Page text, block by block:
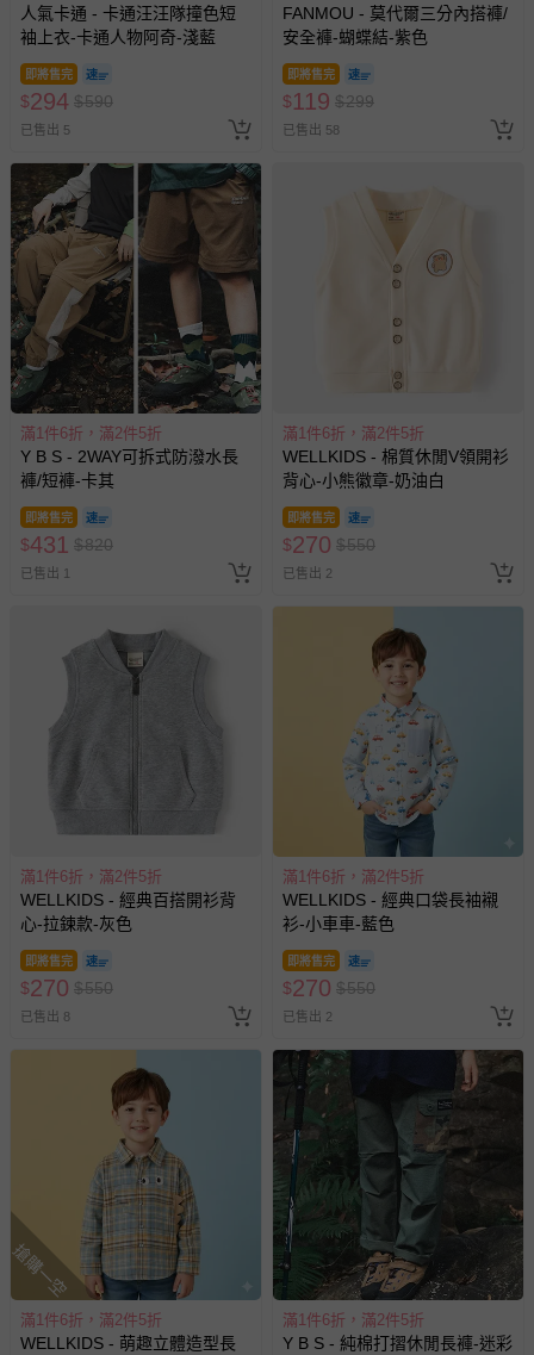
易於腐敗、保存期限較短或解約時即將逾期（例如生鮮
商品、食品等）。
客製化商品（例如客製生日書、姓名貼等）。
報紙、期刊或雜誌（惟書籍如經拆封、使用，則酌收整
經消費者拆封之影音商品或電腦軟體（例如 DVD、CD
等）。
非以有形媒介提供之數位內容或一經提供即為完成之線
上服務，經消費者事先同意始提供（例如線上課程、遊
戲或活動點數等）。
已拆封之以下類型商品：
-個人衛生用品（例如尿布、貼身衣物、泳裝、襪子、地
墊、寢具類等）。
-新生兒親膚衣物（嬰幼兒包巾與背巾、包屁衣、學習
褲、紗布衣等）。
-接觸性孕哺產品（奶嘴、奶瓶、擠乳器、哺乳衣、托腹
帶束縛衣、餐搖椅等）。
-其他原廠盒裝商品封口處已貼上「不可拆封」，或具警
示字句等說明貼紙、封條者。
國際航空、客運、訂房等服務。
相關的退換貨辦理流程，可詳見： 退換貨 & 退款問題
其他常見問題：
運送服務：目前提供的運送僅限台灣本島。如您位於離島地
區，可能會無法配送，或須依據商品需加收離島運費。廠商
亦保留出貨與否的權利。離島、偏遠地區、樓層親送等加價
商品實際的配達日期，可於訂單個人資料內的查詢訂單內，
已出貨通知之訊息為主。
如您收到商品，請依正常流程檢查是否完好，若商品遇瑕疵
情形，您可申請更換新品或退貨，請見：
若您對於會員帳號、商品訂購與資訊、購物流程、付款方
式、折價券與購物金的使用、退貨及商品運送方式等有疑
預購商品：預購為海外同步代購，遇缺貨即會通知媽咪並協
助取消退款事宜。
商品如因「價格、組合」等錯誤原因，導致無法安排出貨，
會主動以簡訊及mail通知訂單取消事宜，並將提供適當補
人氣卡通 - 卡通汪汪隊撞色短
袖上衣-卡通人物阿奇-淺藍
即將售完
$294 $590
已售出 5
FANMOU - 莫代爾三分內搭褲/
安全褲-蝴蝶結-紫色
即將售完
$119 $299
已售出 58
滿1件6折，滿2件5折
Y B S - 2WAY可拆式防潑水長
褲/短褲-卡其
即將售完
$431 $820
已售出 1
滿1件6折，滿2件5折
WELLKIDS - 棉質休閒V領開衫
背心-小熊徽章-奶油白
即將售完
$270 $550
已售出 2
滿1件6折，滿2件5折
WELLKIDS - 經典百搭開衫背
心-拉鍊款-灰色
即將售完
$270 $550
已售出 8
滿1件6折，滿2件5折
WELLKIDS - 經典口袋長袖襯
衫-小車車-藍色
即將售完
$270 $550
已售出 2
搶購一空
滿1件6折，滿2件5折
WELLKIDS - 萌趣立體造型長
滿1件6折，滿2件5折
Y B S - 純棉打摺休閒長褲-迷彩